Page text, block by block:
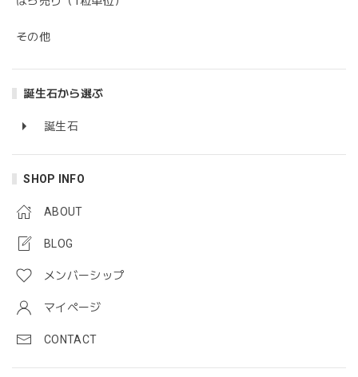
その他
誕生石から選ぶ
誕生石
SHOP INFO
ABOUT
BLOG
メンバーシップ
マイページ
CONTACT